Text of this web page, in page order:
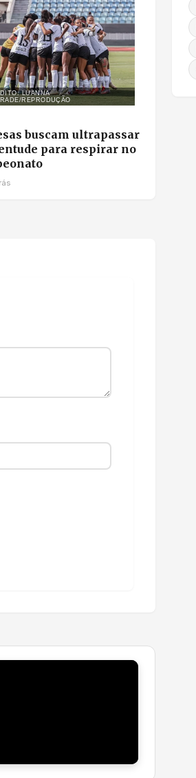
LUANNA
REPRODUÇÃO
buscam ultrapassar
para respirar no